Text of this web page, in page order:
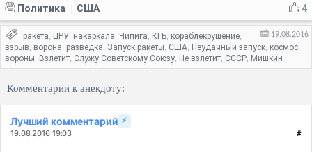
4
Политика США
19.08.2016
ракета, ЦРУ, накаркала, Чипига, КГБ, кораблекрушение,
взрыв, ворона, разведка, Запуск ракеты, США, Неудачный запуск, космос,
вороны, Взлетит, Служу Советскому Союзу, Не взлетит, СССР, Мишкин
Комментарии к анекдоту:
Лучший комментарий ⚡
19.08.2016 19:03 #